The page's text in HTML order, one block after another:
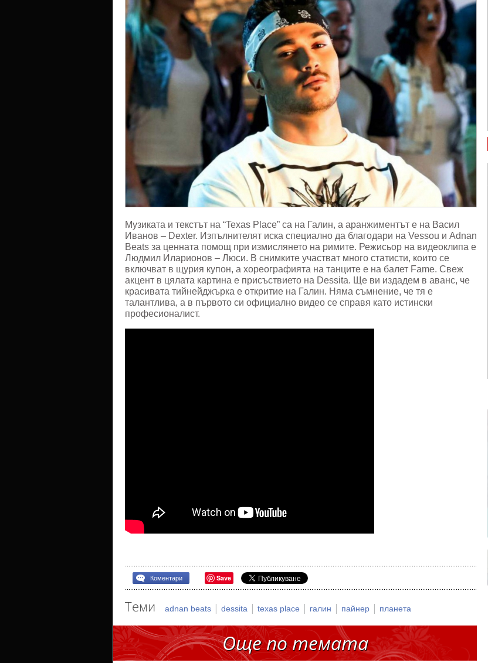
Музиката и текстът на “Texas Place” са на Галин, а аранжиментът е на Васил
Иванов – Dexter. Изпълнителят иска специално да благодари на Vessou и Adnan
Beats за ценната помощ при измислянето на римите. Режисьор на видеоклипа е
Людмил Иларионов – Люси. В снимките участват много статисти, които се
включват в щурия купон, а хореографията на танците е на балет Fame. Свеж
акцент в цялата картина е присъствието на Dessita. Ще ви издадем в аванс, че
красивата тийнейджърка е откритие на Галин. Няма съмнение, че тя е
талантлива, а в първото си официално видео се справя като истински
професионалист.
Коментари Save
Теми adnan beats | dessita | texas place | галин | пайнер | планета
Още по темата